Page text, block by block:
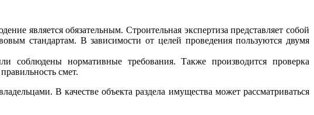
является обязательным. Строительная экспертиза представляет собой
стандартам. В зависимости от целей проведения пользуются двумя
соблюдены нормативные требования. Также производится проверка
смет.
В качестве объекта раздела имущества может рассматриваться